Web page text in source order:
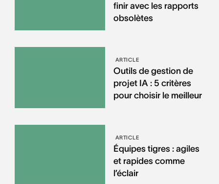
finir avec les rapports
obsolètes
ARTICLE
Outils de gestion de
projet IA : 5 critères
pour choisir le meilleur
ARTICLE
Équipes tigres : agiles
et rapides comme
l’éclair